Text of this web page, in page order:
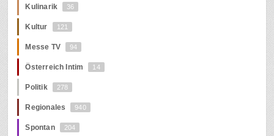
Kulinarik 36
Kultur 121
Messe TV 94
Österreich Intim 14
Politik 278
Regionales 940
Spontan 204